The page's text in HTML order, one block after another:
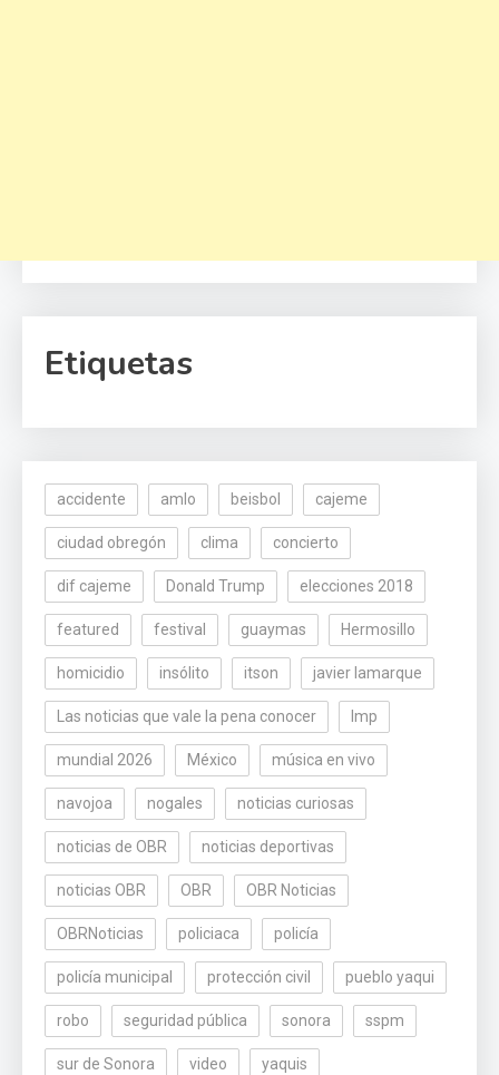
Etiquetas
accidente amlo beisbol cajeme
ciudad obregón clima concierto
dif cajeme Donald Trump elecciones 2018
featured festival guaymas Hermosillo
homicidio insólito itson javier lamarque
Las noticias que vale la pena conocer lmp
mundial 2026 México música en vivo
navojoa nogales noticias curiosas
noticias de OBR noticias deportivas
noticias OBR OBR OBR Noticias
OBRNoticias policiaca policía
policía municipal protección civil pueblo yaqui
robo seguridad pública sonora sspm
sur de Sonora video yaquis